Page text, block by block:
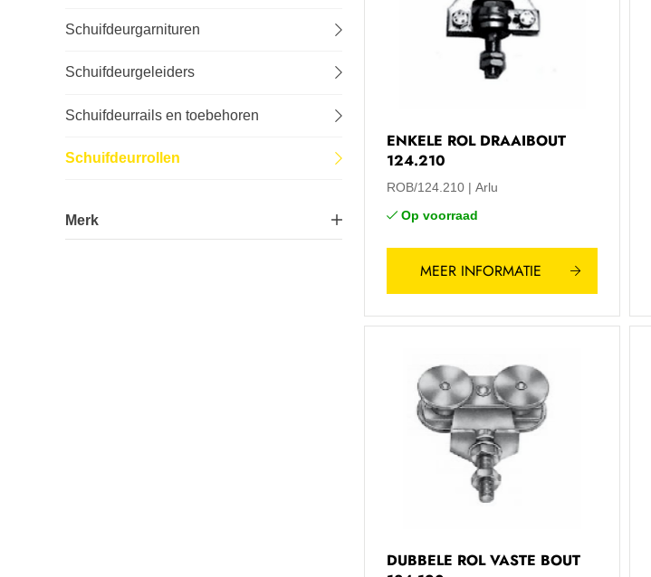
Veiligheid en bescherming
Schuifdeurgarnituren
Schuifdeurgeleiders
Schuifdeurrails en toebehoren
Schuifdeurrollen
Merk
ENKELE ROL DRAAIBOUT
124.210
ROB/124.210
Arlu
Op voorraad
MEER INFORMATIE
DUBBELE ROL VASTE BOUT